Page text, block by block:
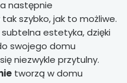
następnie
szybko, jak to możliwe.
estetyka, dzięki
swojego domu
niezwykle przytulny.
tworzą w domu